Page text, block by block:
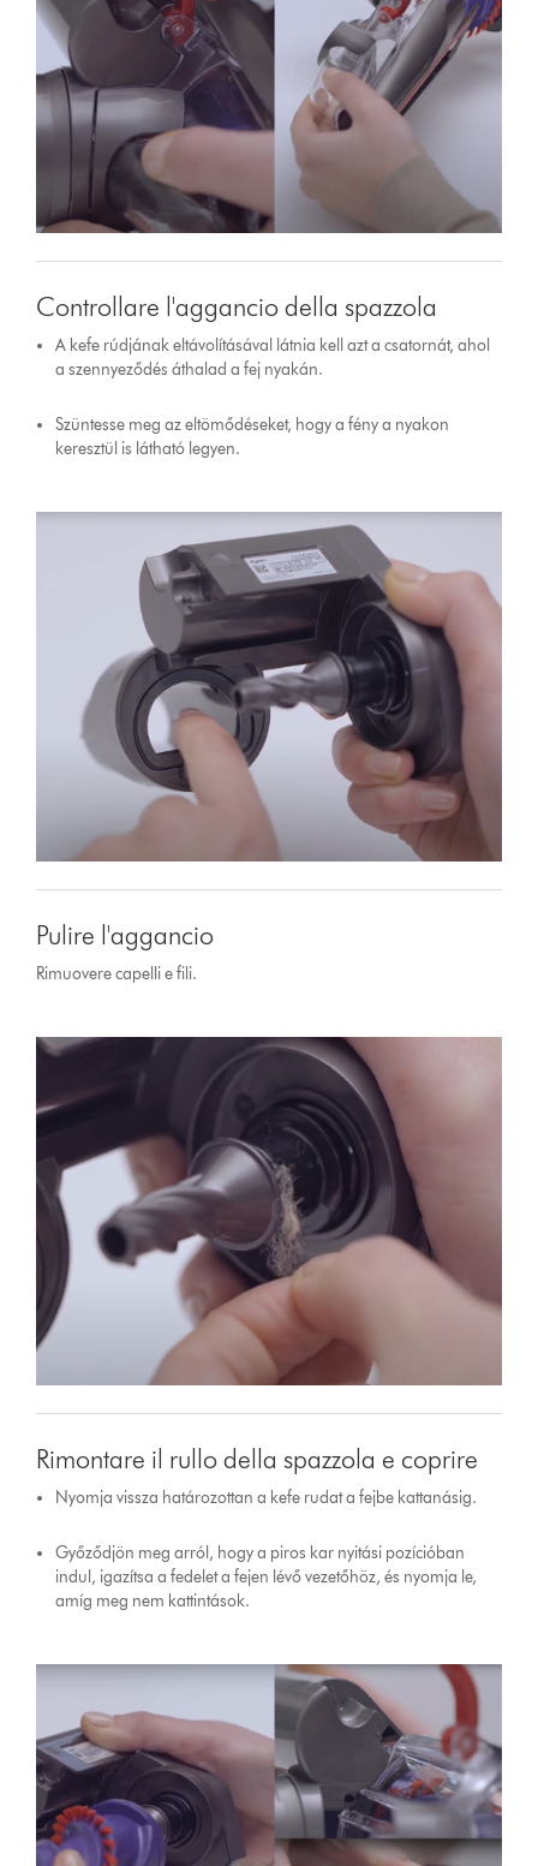
Controllare l'aggancio della spazzola
A kefe rúdjának eltávolításával látnia kell azt a csatornát, ahol
a szennyeződés áthalad a fej nyakán.
Szüntesse meg az eltömődéseket, hogy a fény a nyakon
keresztül is látható legyen.
Pulire l'aggancio
Rimuovere capelli e fili.
Rimontare il rullo della spazzola e coprire
Nyomja vissza határozottan a kefe rudat a fejbe kattanásig.
Győződjön meg arról, hogy a piros kar nyitási pozícióban
indul, igazítsa a fedelet a fejen lévő vezetőhöz, és nyomja le,
amíg meg nem kattintások.